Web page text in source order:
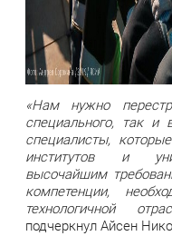
«Нам нужно
специального, так и
специалисты,
институтов и
высочайшим
компетенции,
технологичной
подчеркнул Айсен